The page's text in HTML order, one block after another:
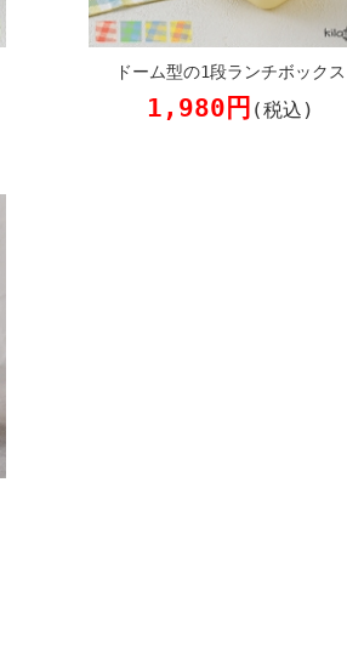
ドーム型の1段ランチボックス
1,980円 (税込)